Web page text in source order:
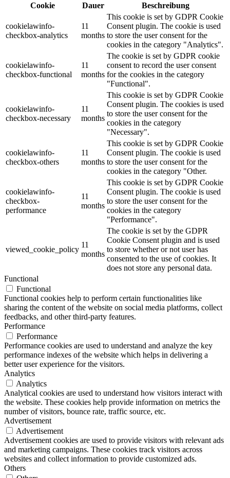
Cookie
Dauer Beschreibung
cookielawinfo-
checkbox-analytics
11
months
This cookie is set by GDPR Cookie
Consent plugin. The cookie is used
to store the user consent for the
cookies in the category "Analytics".
cookielawinfo-
checkbox-functional
11
months
The cookie is set by GDPR cookie
consent to record the user consent
for the cookies in the category
"Functional".
cookielawinfo-
checkbox-necessary
11
months
This cookie is set by GDPR Cookie
Consent plugin. The cookies is used
to store the user consent for the
cookies in the category
"Necessary".
cookielawinfo-
checkbox-others
11
months
This cookie is set by GDPR Cookie
Consent plugin. The cookie is used
to store the user consent for the
cookies in the category "Other.
cookielawinfo-
checkbox-
performance
11
months
This cookie is set by GDPR Cookie
Consent plugin. The cookie is used
to store the user consent for the
cookies in the category
"Performance".
viewed_cookie_policy
11
months
The cookie is set by the GDPR
Cookie Consent plugin and is used
to store whether or not user has
consented to the use of cookies. It
does not store any personal data.
Functional
Functional
Functional cookies help to perform certain functionalities like
sharing the content of the website on social media platforms, collect
feedbacks, and other third-party features.
Performance
Performance
Performance cookies are used to understand and analyze the key
performance indexes of the website which helps in delivering a
better user experience for the visitors.
Analytics
Analytics
Analytical cookies are used to understand how visitors interact with
the website. These cookies help provide information on metrics the
number of visitors, bounce rate, traffic source, etc.
Advertisement
Advertisement
Advertisement cookies are used to provide visitors with relevant ads
and marketing campaigns. These cookies track visitors across
websites and collect information to provide customized ads.
Others